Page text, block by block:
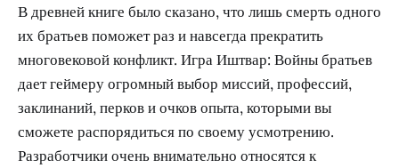
В древней книге было сказано, что лишь смерть одного
их братьев поможет раз и навсегда прекратить
многовековой конфликт. Игра Иштвар: Войны братьев
дает геймеру огромный выбор миссий, профессий,
заклинаний, перков и очков опыта, которыми вы
сможете распорядиться по своему усмотрению.
Разработчики очень внимательно относятся к